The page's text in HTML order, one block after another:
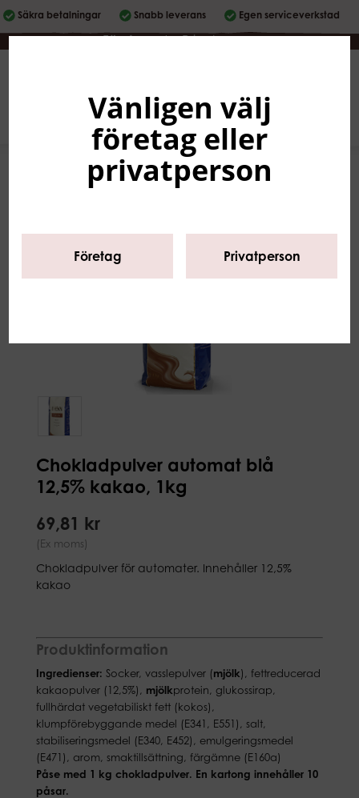
Säkra betalningar Snabb leverans Egen serviceverkstad
Företag | Privatperson
0
Chokladpulver automat blå
12,5% kakao, 1kg
69,81 kr
(Ex moms)
Chokladpulver för automater. Innehåller 12,5%
kakao
Produktinformation
Ingredienser: Socker, vasslepulver (mjölk), fettreducerad
kakaopulver (12,5%), mjölkprotein, glukossirap,
fullhärdat vegetabiliskt fett (kokos),
klumpförebyggande medel (E341, E551), salt,
stabiliseringsmedel (E340, E452), emulgeringsmedel
(E471), arom, smaktillsättning, färgämne (E160a)
Påse med 1 kg chokladpulver. En kartong innehåller 10
påsar.
Vänligen välj
företag eller
privatperson
Företag Privatperson